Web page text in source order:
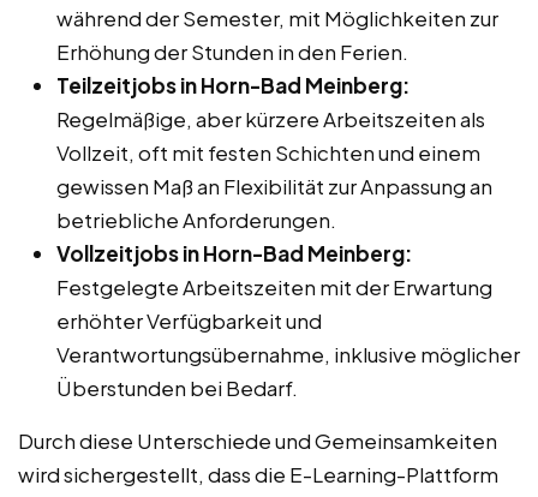
während der Semester, mit Möglichkeiten zur
Erhöhung der Stunden in den Ferien.
Teilzeitjobs in Horn-Bad Meinberg:
Regelmäßige, aber kürzere Arbeitszeiten als
Vollzeit, oft mit festen Schichten und einem
gewissen Maß an Flexibilität zur Anpassung an
betriebliche Anforderungen.
Vollzeitjobs in Horn-Bad Meinberg:
Festgelegte Arbeitszeiten mit der Erwartung
erhöhter Verfügbarkeit und
Verantwortungsübernahme, inklusive möglicher
Überstunden bei Bedarf.
Durch diese Unterschiede und Gemeinsamkeiten
wird sichergestellt, dass die E-Learning-Plattform